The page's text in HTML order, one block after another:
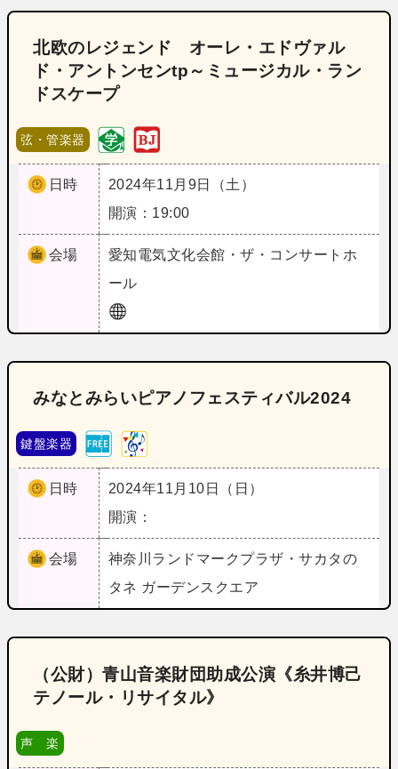
北欧のレジェンド オーレ・エドヴァル
ド・アントンセンtp～ミュージカル・ラン
ドスケープ
弦・管楽器
日時
2024年11月9日（土）
開演：19:00
会場 愛知電気文化会館・ザ・コンサートホ
ール
みなとみらいピアノフェスティバル2024
鍵盤楽器
日時
2024年11月10日（日）
開演：
会場 神奈川 ランドマークプラザ・サカタの
タネ ガーデンスクエア
（公財）青山音楽財団助成公演《糸井博己
テノール・リサイタル》
声 楽